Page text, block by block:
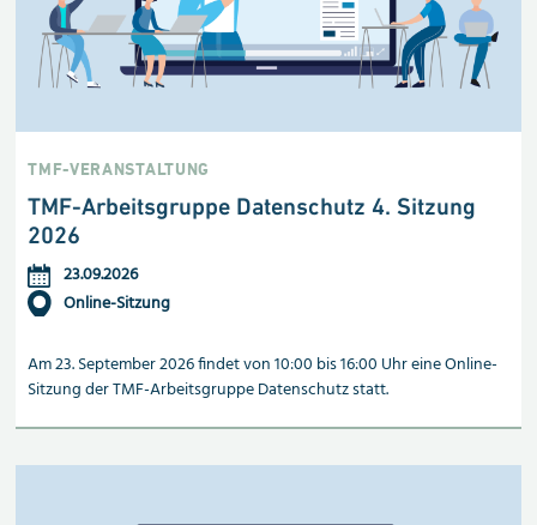
TMF-VERANSTALTUNG
TMF-Arbeitsgruppe Datenschutz 4. Sitzung
2026
23.09.2026
Online-Sitzung
Am 23. September 2026 findet von 10:00 bis 16:00 Uhr eine Online-
Sitzung der TMF-Arbeitsgruppe Datenschutz statt.